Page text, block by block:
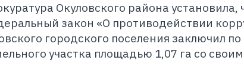
Окуловского района
закон «О противодействии
городского поселения заключил
участка площадью 1,07 га со